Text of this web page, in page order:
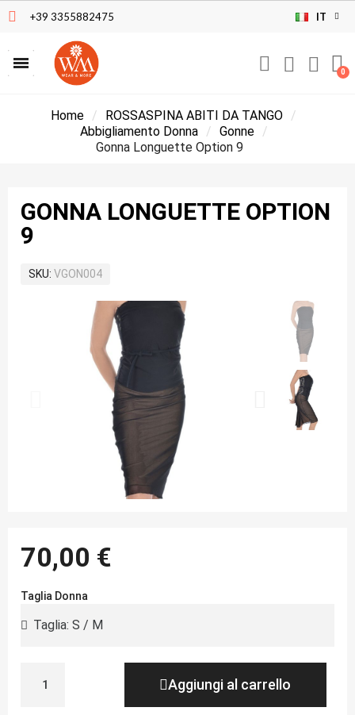
+39 3355882475 IT
Home
ROSSASPINA ABITI DA TANGO
Abbigliamento Donna
Gonne
Gonna Longuette Option 9
GONNA LONGUETTE OPTION
9
SKU VGON004
70,00 €
Taglia Donna
Aggiungi al carrello